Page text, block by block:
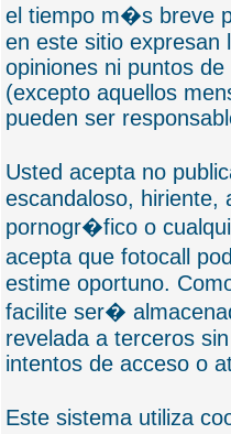
el tiempo m�s breve
en este sitio expresan
opiniones ni puntos
(excepto aquellos
pueden ser
Usted acepta no
escandaloso, hiriente,
pornogr�fico o
acepta que fotocall
estime oportuno.
facilite ser�
revelada a terceros
intentos de acceso o
Este sistema utiliza